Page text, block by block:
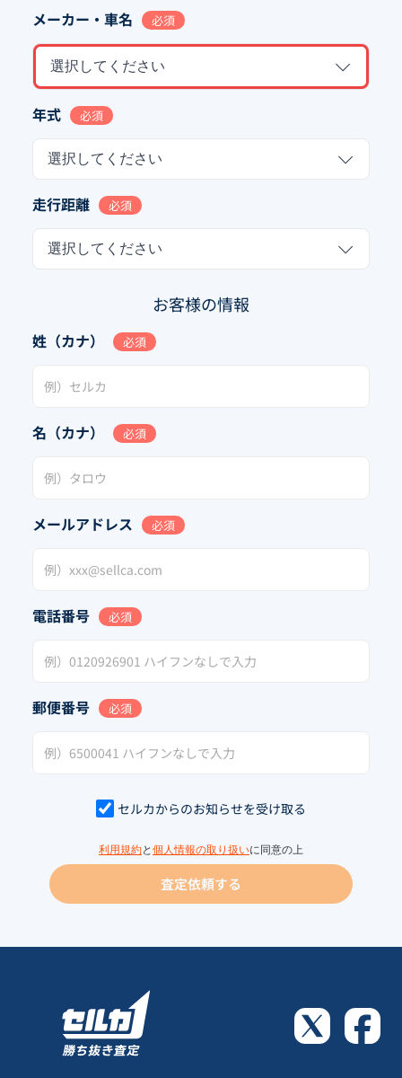
メーカー・車名 必須
選択してください
年式 必須
選択してください
走行距離 必須
選択してください
お客様の情報
姓（カナ） 必須
名（カナ） 必須
メールアドレス 必須
電話番号 必須
郵便番号 必須
セルカからのお知らせを受け取る
利用規約と 個人情報の取り扱いに同意の上
査定依頼する